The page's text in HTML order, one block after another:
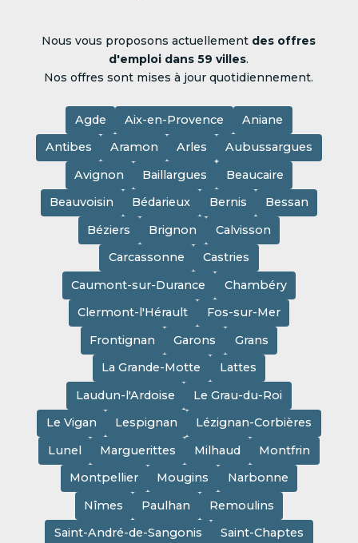
Nous vous proposons actuellement des offres
d'emploi dans 59 villes.
Nos offres sont mises à jour quotidiennement.
Agde Aix-en-Provence
Aniane
Antibes
Aramon Arles
Aubussargues
Avignon
Baillargues
Beaucaire
Beauvoisin
Bédarieux Bernis
Bessan
Béziers
Brignon
Calvisson
Carcassonne
Castries
Caumont-sur-Durance
Chambéry
Clermont-l'Hérault
Fos-sur-Mer
Frontignan
Garons
Grans
La Grande-Motte
Lattes
Laudun-l'Ardoise
Le Grau-du-Roi
Le Vigan
Lespignan
Lézignan-Corbières
Lunel
Marguerittes Milhaud
Montfrin
Montpellier
Mougins
Narbonne
Nîmes
Paulhan
Remoulins
Saint-André-de-Sangonis
Saint-Chaptes